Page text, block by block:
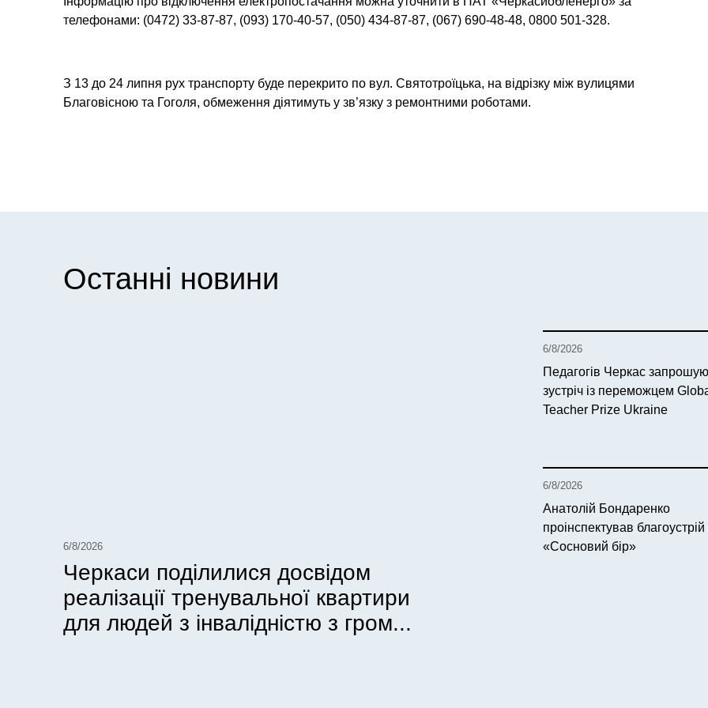
телефонами: (0472) 33-87-87, (093) 170-40-57, (050) 434-87-87, (067) 690-48-48, 0800 501-328.
З 13 до 24 липня рух транспорту буде перекрито по вул. Святотроїцька, на відрізку між вулицями
Благовісною та Гоголя, обмеження діятимуть у зв’язку з ремонтними роботами.
Останні новини
6/8/2026
Черкаси поділилися досвідом
реалізації тренувальної квартири
для людей з інвалідністю з гром...
6/8/2026
Педагогів Черкас
зустріч із переможцем
Teacher Prize Ukraine
6/8/2026
Анатолій Бондаренко
проінспектував
«Сосновий бір»